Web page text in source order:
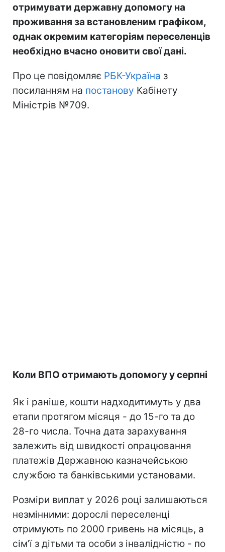
отримувати державну допомогу на
проживання за встановленим графіком,
однак окремим категоріям переселенців
необхідно вчасно оновити свої дані.
Про це повідомляє РБК-Україна з
посиланням на постанову Кабінету
Міністрів №709.
Коли ВПО отримають допомогу у серпні
Як і раніше, кошти надходитимуть у два
етапи протягом місяця - до 15-го та до
28-го числа. Точна дата зарахування
залежить від швидкості опрацювання
платежів Державною казначейською
службою та банківськими установами.
Розміри виплат у 2026 році залишаються
незмінними: дорослі переселенці
отримують по 2000 гривень на місяць, а
сімʼї з дітьми та особи з інвалідністю - по